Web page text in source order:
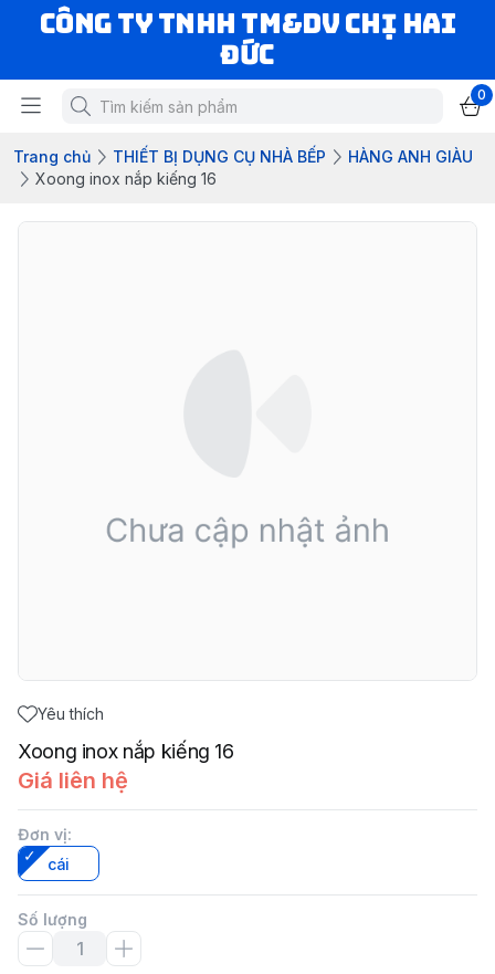
CÔNG TY TNHH TM&DV CHỊ HAI
ĐỨC
0
Trang chủ THIẾT BỊ DỤNG CỤ NHÀ BẾP
HÀNG ANH GIÀU
Xoong inox nắp kiếng 16
Yêu thích
Xoong inox nắp kiếng 16
Giá liên hệ
Đơn vị:
cái
Số lượng